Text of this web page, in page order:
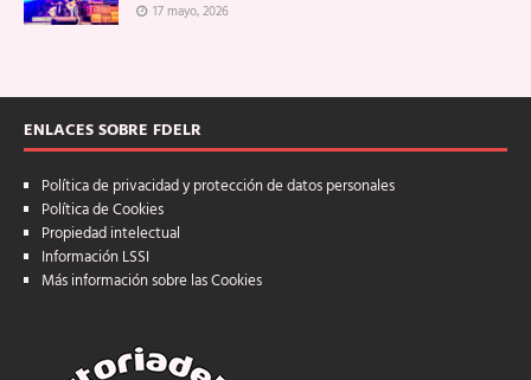
17 mayo, 2026
ENLACES SOBRE FDELR
Política de privacidad y protección de datos personales
Política de Cookies
Propiedad intelectual
Información LSSI
Más información sobre las Cookies